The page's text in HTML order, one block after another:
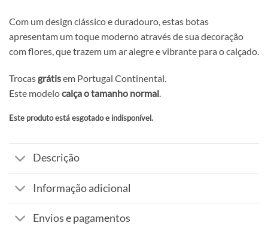
Com um design clássico e duradouro, estas botas
apresentam um toque moderno através de sua decoração
com flores, que trazem um ar alegre e vibrante para o calçado.
Trocas grátisem Portugal Continental.
Este modelocalça o tamanho normal.
Este produto está esgotado e indisponível.
Alternative:
Descrição
Informação adicional
Envios e pagamentos